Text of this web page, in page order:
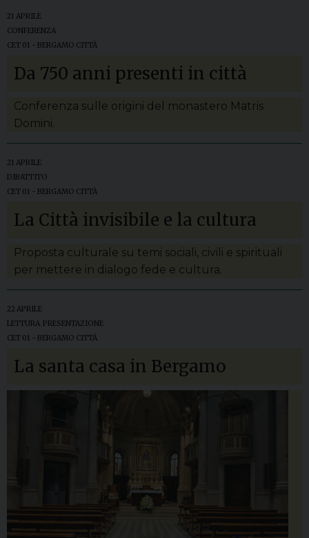
21 APRILE
CONFERENZA
CET 01 - BERGAMO CITTÀ
Da 750 anni presenti in città
Conferenza sulle origini del monastero Matris
Domini.
21 APRILE
DIBATTITO
CET 01 - BERGAMO CITTÀ
La Città invisibile e la cultura
Proposta culturale su temi sociali, civili e spirituali
per mettere in dialogo fede e cultura.
22 APRILE
LETTURA PRESENTAZIONE
CET 01 - BERGAMO CITTÀ
La santa casa in Bergamo